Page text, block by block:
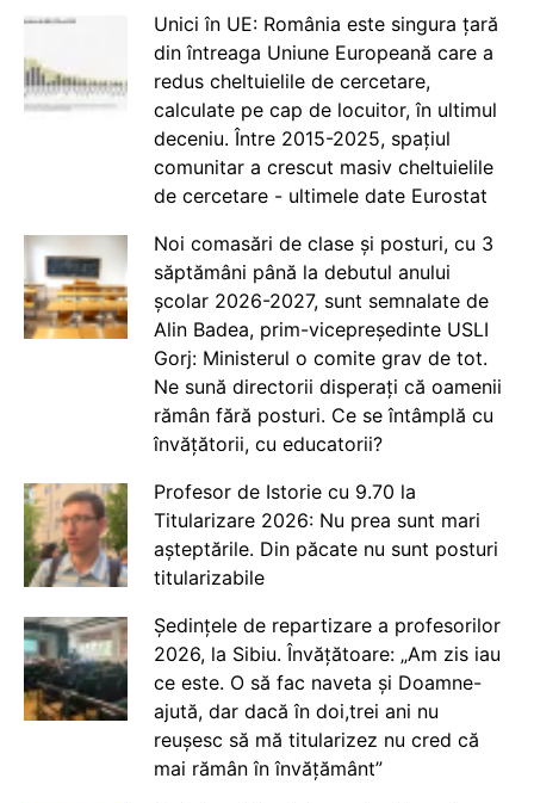
Unici în UE: România este singura țară
din întreaga Uniune Europeană care a
redus cheltuielile de cercetare,
calculate pe cap de locuitor, în ultimul
deceniu. Între 2015-2025, spațiul
comunitar a crescut masiv cheltuielile
de cercetare - ultimele date Eurostat
Noi comasări de clase și posturi, cu 3
săptămâni până la debutul anului
școlar 2026-2027, sunt semnalate de
Alin Badea, prim-vicepreședinte USLI
Gorj: Ministerul o comite grav de tot.
Ne sună directorii disperați că oamenii
rămân fără posturi. Ce se întâmplă cu
învățătorii, cu educatorii?
Profesor de Istorie cu 9.70 la
Titularizare 2026: Nu prea sunt mari
așteptările. Din păcate nu sunt posturi
titularizabile
Ședințele de repartizare a profesorilor
2026, la Sibiu. Învățătoare: „Am zis iau
ce este. O să fac naveta și Doamne-
ajută, dar dacă în doi,trei ani nu
reușesc să mă titularizez nu cred că
mai rămân în învățământ”